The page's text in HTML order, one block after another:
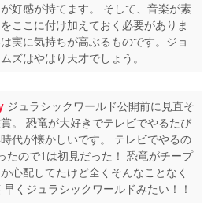
好感が持てます。 そして、音楽が素
ここに付け加えておく必要がありま
実に気持ちが高ぶるものです。ジョ
ズはやはり天才でしょう。
ジュラシックワールド公開前に見直そ
。 恐竜が大好きでテレビでやるたび
代が懐かしいです。 テレビでやるの
たので1は初見だった！ 恐竜がチープ
心配してたけど全くそんなことなく
くジュラシックワールドみたい！！